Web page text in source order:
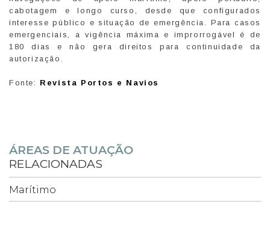
cabotagem e longo curso, desde que configurados
interesse público e situação de emergência. Para casos
emergenciais, a vigência máxima e improrrogável é de
180 dias e não gera direitos para continuidade da
autorização.
Fonte: Revista Portos e Navios
ÁREAS DE ATUAÇÃO
RELACIONADAS
Marítimo